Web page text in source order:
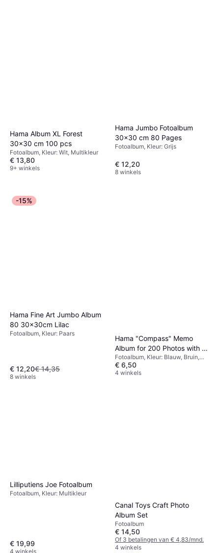
Hama Album XL Forest
30x30 cm 100 pcs
Fotoalbum, Kleur: Wit, Multikleur
€ 13,80
9+ winkels
Hama Jumbo Fotoalbum
30x30 cm 80 Pages
Fotoalbum, Kleur: Grijs
€ 12,20
8 winkels
-15%
Hama Fine Art Jumbo Album
80 30x30cm Lilac
Fotoalbum, Kleur: Paars
€ 12,20€ 14,35
8 winkels
Hama "Compass" Memo
Album for 200 Photos with a
Size of 10x15 cm
Fotoalbum, Kleur: Blauw, Bruin,
Groen, Multikleur
€ 6,50
4 winkels
Lilliputiens Joe Fotoalbum
Fotoalbum, Kleur: Multikleur
€ 19,99
4 winkels
Canal Toys Craft Photo
Album Set
Fotoalbum
€ 14,50
Of 3 betalingen van € 4,83/mnd.
4 winkels